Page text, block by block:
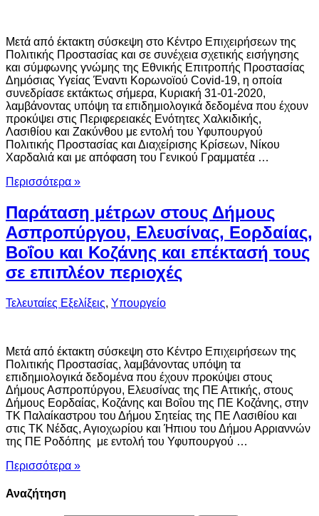
Μετά από έκτακτη σύσκεψη στο Κέντρο Επιχειρήσεων της
Πολιτικής Προστασίας και σε συνέχεια σχετικής εισήγησης
και σύμφωνης γνώμης της Εθνικής Επιτροπής Προστασίας
Δημόσιας Υγείας Έναντι Κορωνοϊού Covid-19, η οποία
συνεδρίασε εκτάκτως σήμερα, Κυριακή 31-01-2020,
λαμβάνοντας υπόψη τα επιδημιολογικά δεδομένα που έχουν
προκύψει στις Περιφερειακές Ενότητες Χαλκιδικής,
Λασιθίου και Ζακύνθου με εντολή του Υφυπουργού
Πολιτικής Προστασίας και Διαχείρισης Κρίσεων, Νίκου
Χαρδαλιά και με απόφαση του Γενικού Γραμματέα …
Περισσότερα »
Παράταση μέτρων στους Δήμους
Ασπροπύργου, Ελευσίνας, Εορδαίας,
Βοΐου και Κοζάνης και επέκτασή τους
σε επιπλέον περιοχές
Τελευταίες Εξελίξεις, Υπουργείο
Μετά από έκτακτη σύσκεψη στο Κέντρο Επιχειρήσεων της
Πολιτικής Προστασίας, λαμβάνοντας υπόψη τα
επιδημιολογικά δεδομένα που έχουν προκύψει στους
Δήμους Ασπροπύργου, Ελευσίνας της ΠΕ Αττικής, στους
Δήμους Εορδαίας, Κοζάνης και Βοΐου της ΠΕ Κοζάνης, στην
ΤΚ Παλαίκαστρου του Δήμου Σητείας της ΠΕ Λασιθίου και
στις ΤΚ Νέδας, Αγιοχωρίου και Ήπιου του Δήμου Αρριαννών
της ΠΕ Ροδόπης με εντολή του Υφυπουργού …
Περισσότερα »
Αναζήτηση